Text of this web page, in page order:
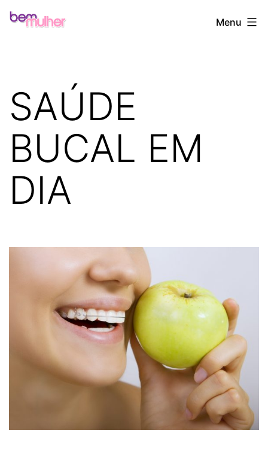
Pular
Bem
Menu
SAÚDE
BUCAL EM
DIA